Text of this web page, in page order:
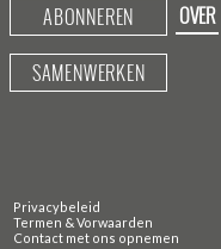
ABONNEREN
SAMENWERKEN
OVER
Privacybeleid
Termen & Vorwaarden
Contact met ons opnemen